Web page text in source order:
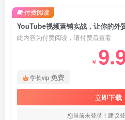
YouTube视频营销实战，让你的外
此内容为付费阅读，请付费后查看
￥
学长vip免费
立即下载
您当前未登录！建议
付费阅读